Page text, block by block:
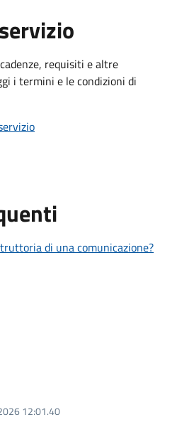
requisiti e altre
i termini e le condizioni di
di una comunicazione?
12:01.40